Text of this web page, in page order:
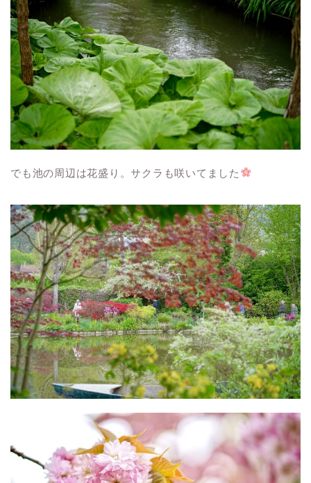
でも池の周辺は花盛り。サクラも咲いてました